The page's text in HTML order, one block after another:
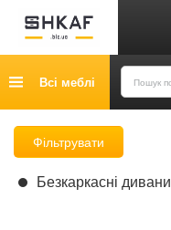
Кредит
Публічний договір
Повернення товару
0 6
Всі меблі
Безкаркасні дивани
Фільтрувати